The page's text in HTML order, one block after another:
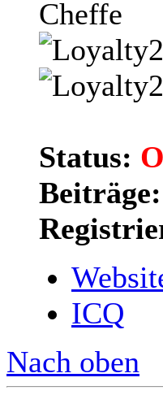
Cheffe
Status:
Beiträge:
ICQ
Nach oben